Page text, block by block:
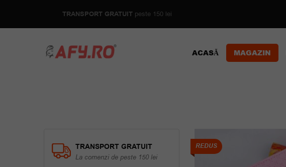
TRANSPORT GRATUIT peste 150 lei
ACASĂ MAGAZIN
REDUS
TRANSPORT GRATUIT
La comenzi de peste 150 lei